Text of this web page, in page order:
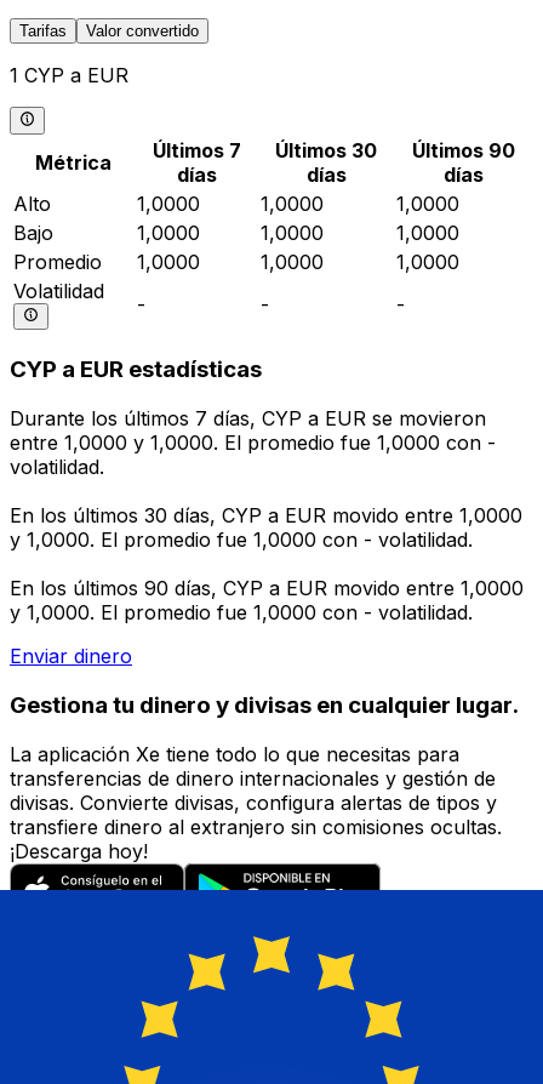
Tarifas Valor convertido
1 CYP a EUR
Métrica
Últimos 7
días
Últimos 30
días
Últimos 90
días
Alto
1,0000 1,0000
1,0000
Bajo
1,0000 1,0000
1,0000
Promedio
1,0000 1,0000
1,0000
Volatilidad
- - -
CYP a EUR estadísticas
Durante los últimos 7 días, CYP a EUR se movieron
entre 1,0000 y 1,0000. El promedio fue 1,0000 con -
volatilidad.
En los últimos 30 días, CYP a EUR movido entre 1,0000
y 1,0000. El promedio fue 1,0000 con - volatilidad.
En los últimos 90 días, CYP a EUR movido entre 1,0000
y 1,0000. El promedio fue 1,0000 con - volatilidad.
Enviar dinero
Gestiona tu dinero y divisas en cualquier lugar.
La aplicación Xe tiene todo lo que necesitas para
transferencias de dinero internacionales y gestión de
divisas. Convierte divisas, configura alertas de tipos y
transfiere dinero al extranjero sin comisiones ocultas.
¡Descarga hoy!